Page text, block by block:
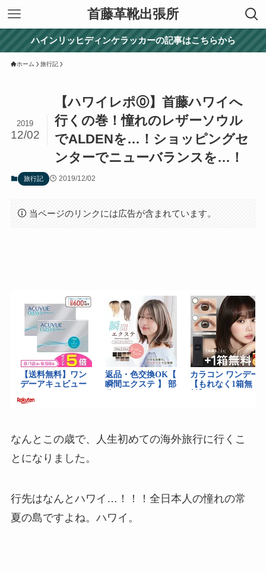
首藤革靴出張所
ハインリッヒディンケラッカーの記事はこちらから
ホーム 旅行記
【ハワイレポ⓪】首藤ハワイへ
行くの巻！憧れのレザーソウル
でALDENを…！ショッピングセ
ンターでニューバランスを…！
2019
12/02
旅行記 2019/12/02
当ページのリンクには広告が含まれています。
なんとこの歳で、人生初めての海外旅行に行くこ
とになりました。
行先はなんとハワイ…！！！全日本人の憧れの常
夏の島ですよね。ハワイ。